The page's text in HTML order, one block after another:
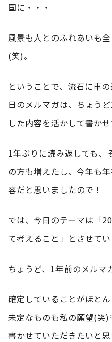
国に・・・
風景も人とのふれあいも
(笑)。
ということで、流石に車
日のメルマガは、ちょう
した内容を活かして書かせ
1年ぶりに読み返しても、
の方も増えたし、今年も
容だと思いましたので！
では、今日のテーマは「
て考えること」とさせてい
ちょうど、1年前のメルマ
確定していることがほとん
未定なものも私の願望(笑)
書かせていただきたいと思